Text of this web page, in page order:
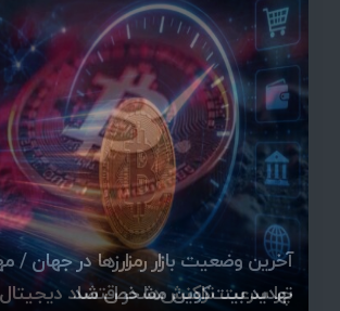
چرا سرعت تراکنش‌ها در اقتصاد
آخرین وضعیت بازار رمزارزها در جهان /
تهدید بیت‌کوین مشخص شد
اتفاق تاریخی در بازار رمزارزها /
۱۴۰۵ | بیت‌کوین این مرز را از دست
تغییر می‌کند
کدامند؟
اتفاق مهم در بازار رمزارزها / بیت‌کوین
تازه‌ترین رسوایی ارز دیجیتال؛ شکایت
میز / ۶۲۲ بیت‌کوین کجا رفت؟
بحران بدهی شرکت‌ها و خطر فروش
دلار بیت‌کوین